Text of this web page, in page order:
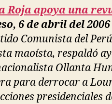
Roja apoya una
6 de abril del 2006
Comunista del
maoísta, respaldó
Ollanta
para derrocar a
presidenciales